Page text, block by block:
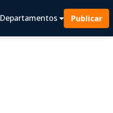
Departamentos Publicar